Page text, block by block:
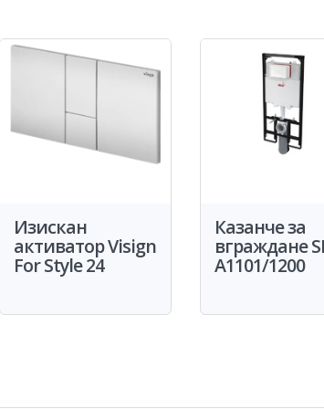
Изискан
активатор Visign
For Style 24
Казанче за
вграждане
A1101/1200